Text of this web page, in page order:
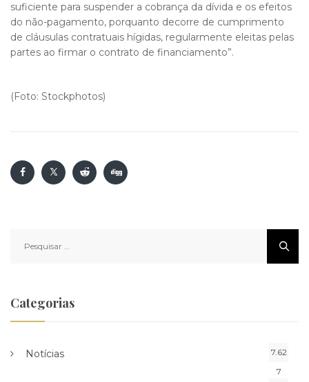
suficiente para suspender a cobrança da dívida e os efeitos
do não-pagamento, porquanto decorre de cumprimento
de cláusulas contratuais hígidas, regularmente eleitas pelas
partes ao firmar o contrato de financiamento”.
(Foto: Stockphotos)
por:
Categorias
Notícias
7.62
7